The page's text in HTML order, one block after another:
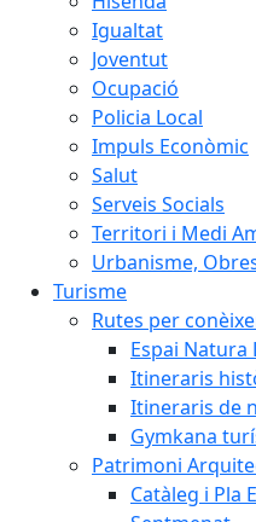
Igualtat
Joventut
Ocupació
Policia Local
Impuls Econòmic
Salut
Serveis Socials
Territori i Medi
Urbanisme,
Turisme
Rutes per
Espai Natura
Itineraris
Itineraris de
Gymkana
Patrimoni
Catàleg i Pla